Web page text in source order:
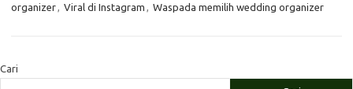
organizer, Viral di Instagram , Waspada memilih wedding organizer
Cari